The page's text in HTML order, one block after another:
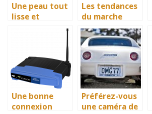
Une peau tout
lisse et
avec l’épilation
Les tendances
du marche
immobilier
actuel et leur
impact sur la
valeur des
biens
Une bonne
connexion
Préférez-vous
une caméra de